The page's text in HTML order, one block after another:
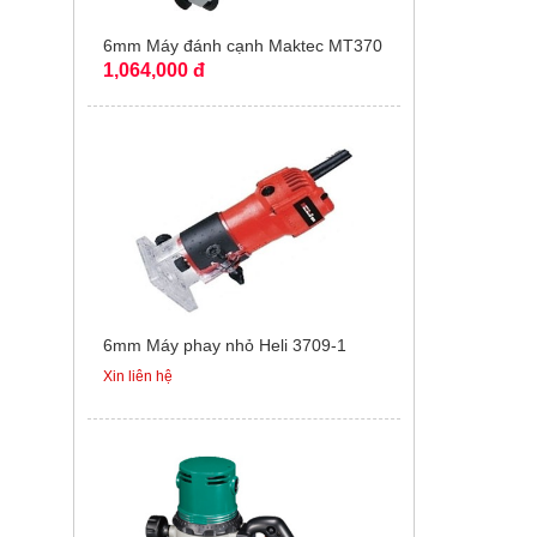
6mm Máy đánh cạnh Maktec MT370
1,064,000 đ
6mm Máy phay nhỏ Heli 3709-1
Xin liên hệ